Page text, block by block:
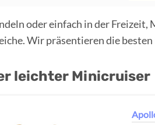
oder einfach in der
Wir präsentieren die
leichter Minicruiser